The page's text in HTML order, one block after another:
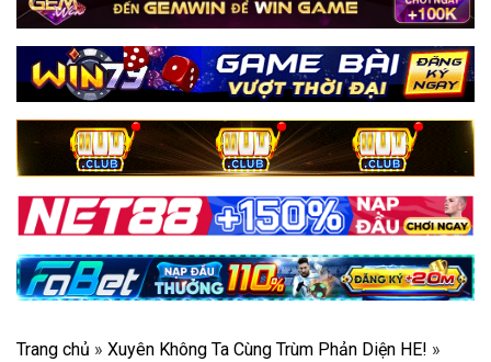
Trang chủ » Xuyên Không Ta Cùng Trùm Phản Diện HE! »